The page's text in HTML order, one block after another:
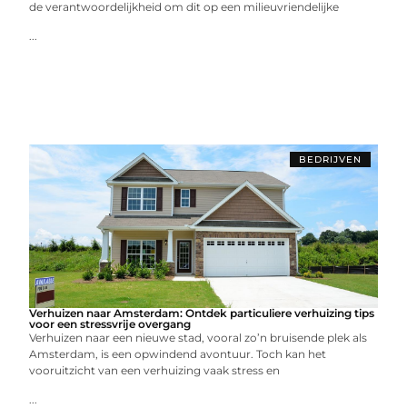
de verantwoordelijkheid om dit op een milieuvriendelijke
...
BEDRIJVEN
Verhuizen naar Amsterdam: Ontdek particuliere verhuizing tips
voor een stressvrije overgang
Verhuizen naar een nieuwe stad, vooral zo’n bruisende plek als
Amsterdam, is een opwindend avontuur. Toch kan het
vooruitzicht van een verhuizing vaak stress en
...